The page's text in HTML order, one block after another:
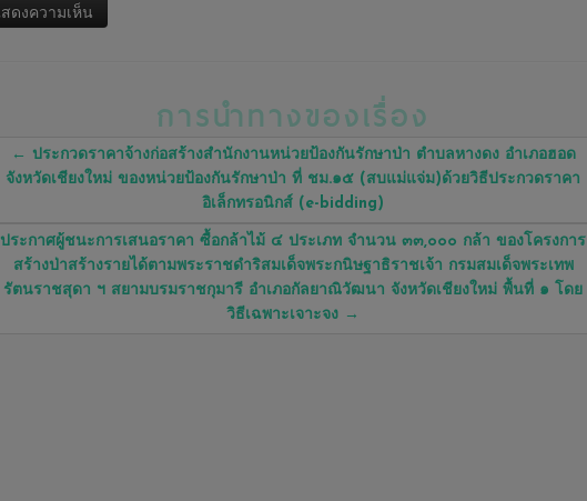
การนำทางของเรื่อง
← ประกวดราคาจ้างก่อสร้างสำนักงานหน่วยป้องกันรักษาป่า ตำบลหางดง อำเภอฮอด
จังหวัดเชียงใหม่ ของหน่วยป้องกันรักษาป่า ที่ ชม.๑๕ (สบแม่แจ่ม)ด้วยวิธีประกวดราคา
อิเล็กทรอนิกส์ (e-bidding)
ประกาศผู้ชนะการเสนอราคา ซื้อกล้าไม้ ๔ ประเภท จำนวน ๓๓,๐๐๐ กล้า ของโครงการ
สร้างป่าสร้างรายได้ตามพระราชดำริสมเด็จพระกนิษฐาธิราชเจ้า กรมสมเด็จพระเทพ
รัตนราชสุดา ฯ สยามบรมราชกุมารี อำเภอกัลยาณิวัฒนา จังหวัดเชียงใหม่ พื้นที่ ๑ โดย
วิธีเฉพาะเจาะจง →